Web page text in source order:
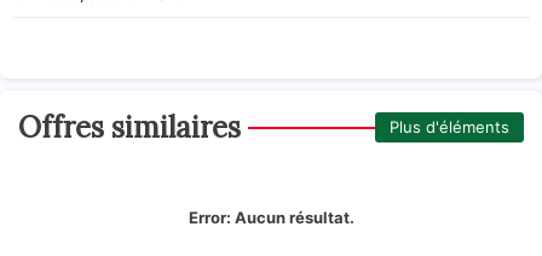
Offres similaires Plus d'éléments
Error: Aucun résultat.